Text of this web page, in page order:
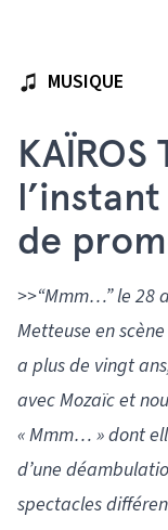
MUSIQUE
KAÏROS
de
>>“Mmm…” le 28
Metteuse en
a plus de vingt
avec Mozaïc et
« Mmm… » dont
d’une
spectacles